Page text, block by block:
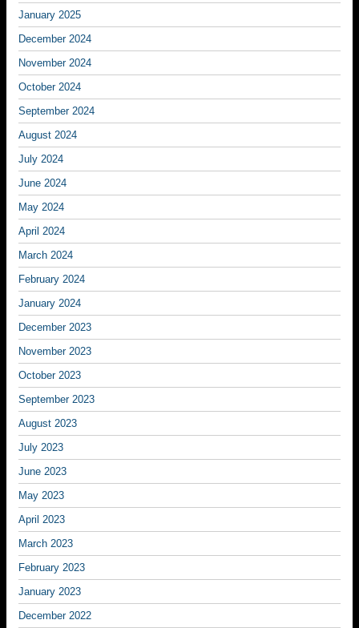
January 2025
December 2024
November 2024
October 2024
September 2024
August 2024
July 2024
June 2024
May 2024
April 2024
March 2024
February 2024
January 2024
December 2023
November 2023
October 2023
September 2023
August 2023
July 2023
June 2023
May 2023
April 2023
March 2023
February 2023
January 2023
December 2022